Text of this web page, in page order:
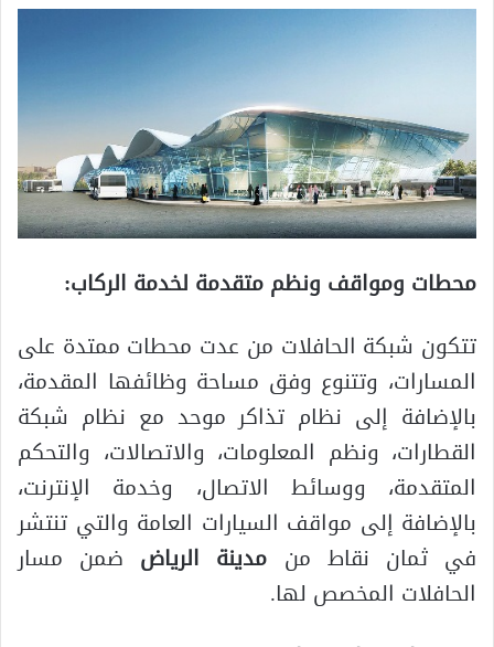
محطات ومواقف ونظم متقدمة لخدمة الركاب:
تتكون شبكة الحافلات من عدت محطات ممتدة على
المسارات، وتتنوع وفق مساحة وظائفها المقدمة،
بالإضافة إلى نظام تذاكر موحد مع نظام شبكة
القطارات، ونظم المعلومات، والاتصالات، والتحكم
المتقدمة، ووسائط الاتصال، وخدمة الإنترنت،
بالإضافة إلى مواقف السيارات العامة والتي تنتشر
في ثمان نقاط من مدينة الرياض ضمن مسار
الحافلات المخصص لها.